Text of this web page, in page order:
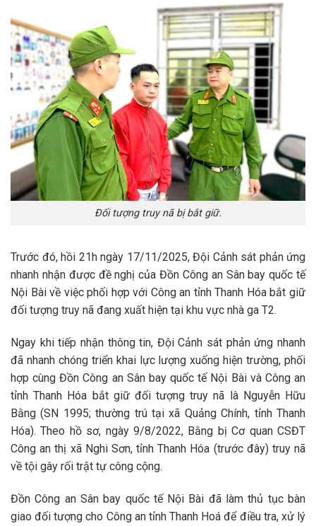
Đối tượng truy nã bị bắt giữ.
Trước đó, hồi 21h ngày 17/11/2025, Đội Cảnh sát phản ứng
nhanh nhận được đề nghị của Đồn Công an Sân bay quốc tế
Nội Bài về việc phối hợp với Công an tỉnh Thanh Hóa bắt giữ
đối tượng truy nã đang xuất hiện tại khu vực nhà ga T2.
Ngay khi tiếp nhận thông tin, Đội Cảnh sát phản ứng nhanh
đã nhanh chóng triển khai lực lượng xuống hiện trường, phối
hợp cùng Đồn Công an Sân bay quốc tế Nội Bài và Công an
tỉnh Thanh Hóa bắt giữ đối tượng truy nã là Nguyễn Hữu
Bằng (SN 1995; thường trú tại xã Quảng Chính, tỉnh Thanh
Hóa). Theo hồ sơ, ngày 9/8/2022, Bằng bị Cơ quan CSĐT
Công an thị xã Nghi Sơn, tỉnh Thanh Hóa (trước đây) truy nã
về tội gây rối trật tự công cộng.
Đồn Công an Sân bay quốc tế Nội Bài đã làm thủ tục bàn
giao đối tượng cho Công an tỉnh Thanh Hoá để điều tra, xử lý